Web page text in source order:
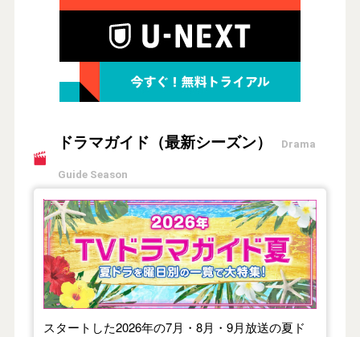
ドラマガイド（最新シーズン） Drama
Guide Season
【2026年夏】TVドラマガイド
スタートした2026年の7月・8月・9月放送の夏ド